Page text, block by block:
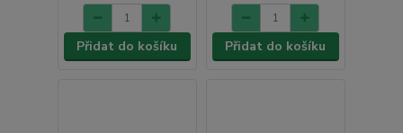
Přidat do košíku Přidat do košíku